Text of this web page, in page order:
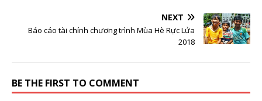
NEXT
Báo cáo tài chính chương trình Mùa Hè Rực Lửa
2018
BE THE FIRST TO COMMENT